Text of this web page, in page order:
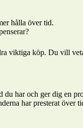
hålla över tid.
viktiga köp. Du vill
du har och ger dig en
har presterat över